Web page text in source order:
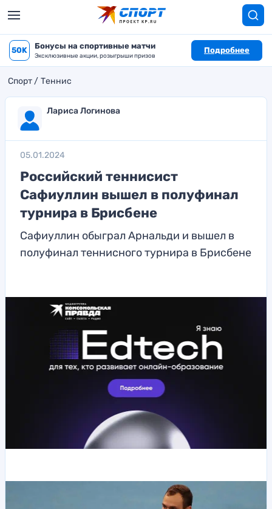
50K Бонусы на спортивные матчи
Эксклюзивные акции, розыгрыши призов
Подробнее
Спорт Теннис
Лариса Логинова
05.01.2024
Российский теннисист
Сафиуллин вышел в полуфинал
турнира в Брисбене
Сафиуллин обыграл Арнальди и вышел в
полуфинал теннисного турнира в Брисбене